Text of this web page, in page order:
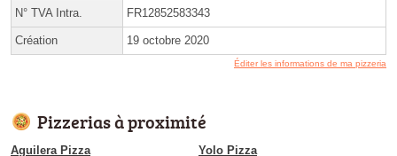
N° TVA Intra. FR12852583343
Création 19 octobre 2020
Éditer les informations de ma pizzeria
Pizzerias à proximité
Aguilera Pizza
Yolo Pizza